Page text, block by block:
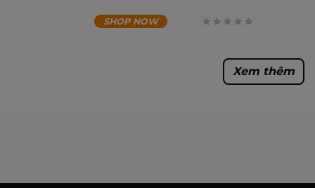
SHOP NOW
Xem thêm